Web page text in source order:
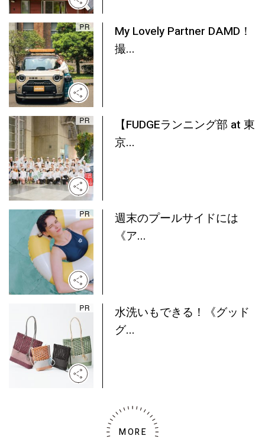
My Lovely Partner DAMD！
撮...
【FUDGEランニング部 at 東
京...
週末のプールサイドには
《ア...
水洗いもできる！《グッド
グ...
MORE